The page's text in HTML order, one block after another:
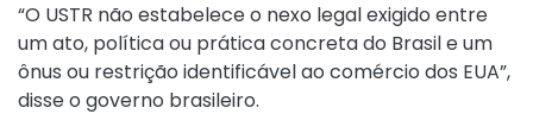
“O USTR não estabelece o nexo legal exigido entre
um ato, política ou prática concreta do Brasil e um
ônus ou restrição identificável ao comércio dos EUA”,
disse o governo brasileiro.